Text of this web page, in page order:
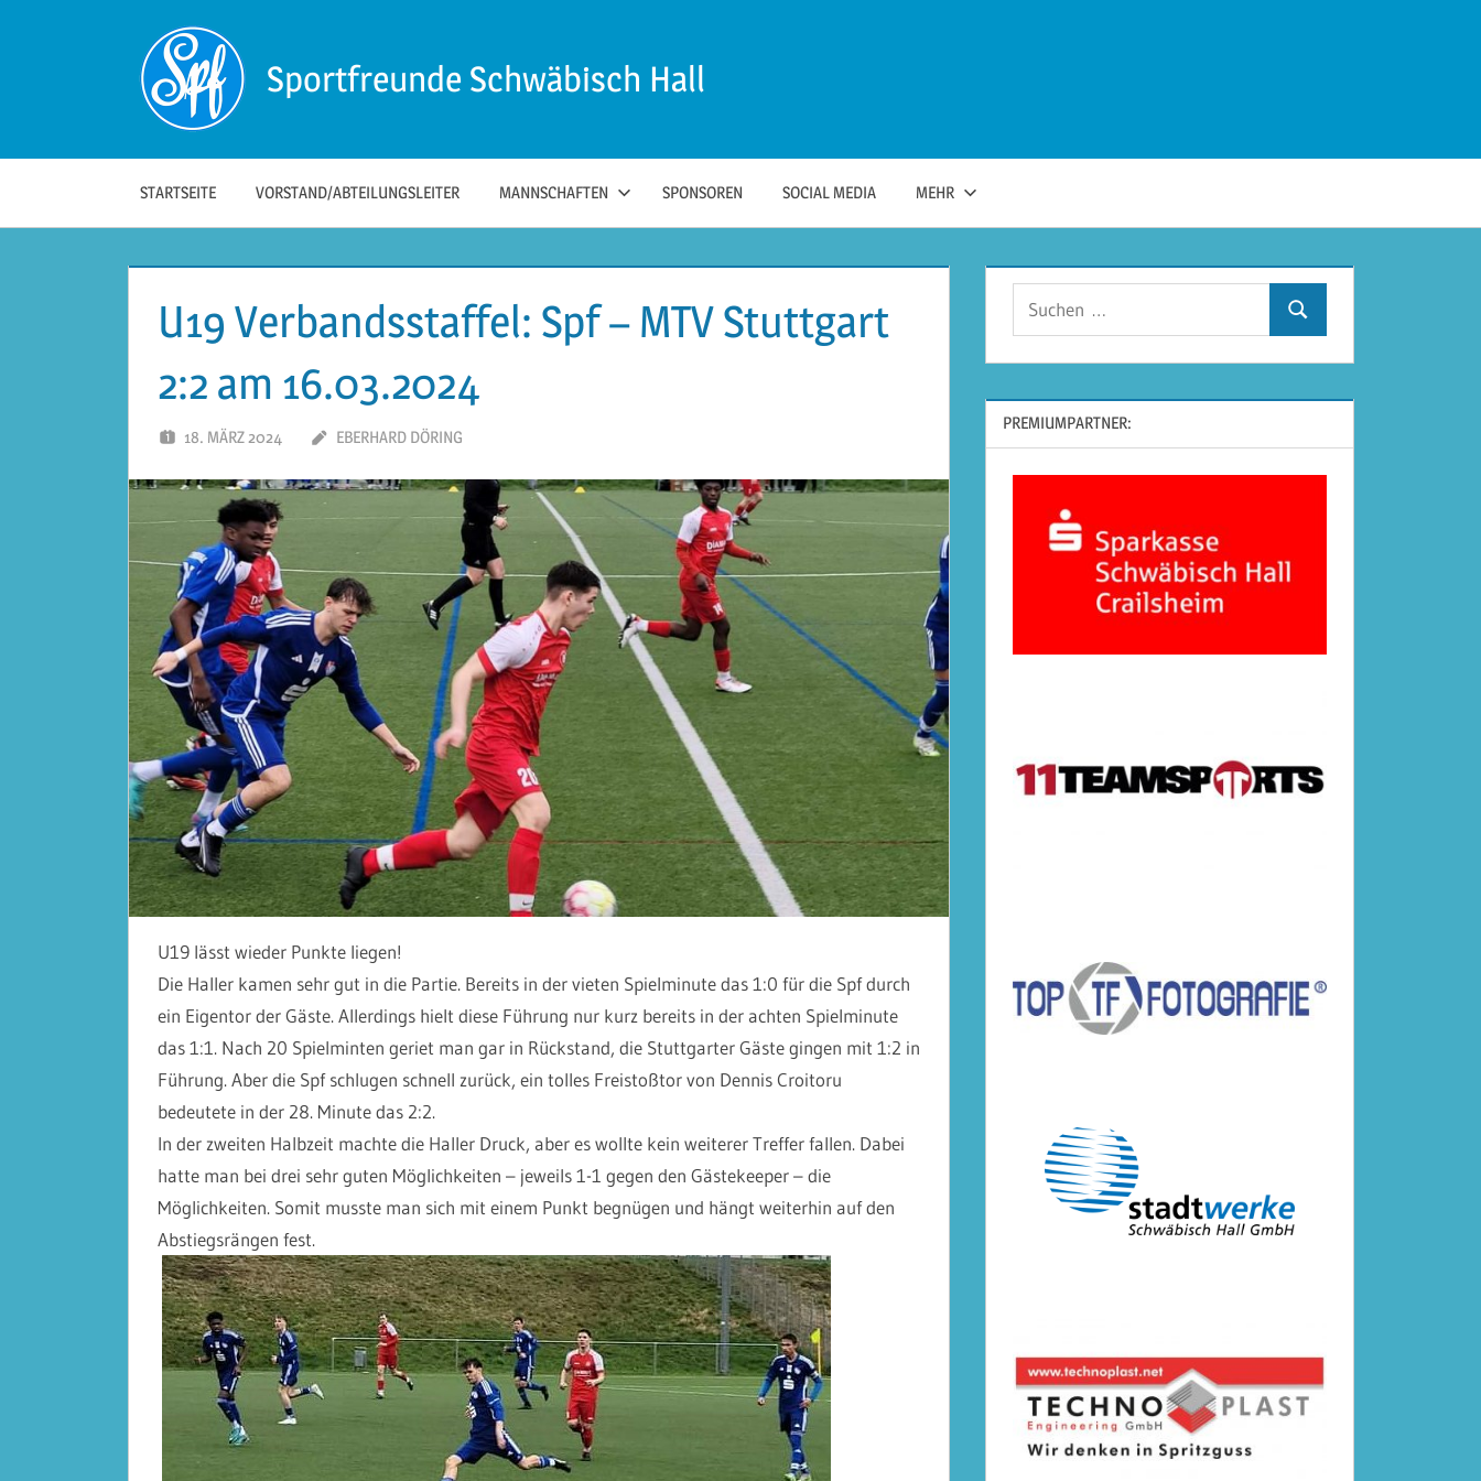
Sportfreunde Schwäbisch Hall
Die
offizielle
Sportfreunde
STARTSEITE VORSTAND/ABTEILUNGSLEITER MANNSCHAFTEN SPONSOREN SOCIAL MEDIA MEHR
U19 Verbandsstaffel: Spf – MTV Stuttgart
2:2 am 16.03.2024
18. MÄRZ 2024 EBERHARD DÖRING
U19 lässt wieder Punkte liegen!
Die Haller kamen sehr gut in die Partie. Bereits in der vieten Spielminute das 1:0 für die Spf durch
ein Eigentor der Gäste. Allerdings hielt diese Führung nur kurz bereits in der achten Spielminute
das 1:1. Nach 20 Spielminten geriet man gar in Rückstand, die Stuttgarter Gäste gingen mit 1:2 in
Führung. Aber die Spf schlugen schnell zurück, ein tolles Freistoßtor von Dennis Croitoru
bedeutete in der 28. Minute das 2:2.
In der zweiten Halbzeit machte die Haller Druck, aber es wollte kein weiterer Treffer fallen. Dabei
hatte man bei drei sehr guten Möglichkeiten – jeweils 1-1 gegen den Gästekeeper – die
Möglichkeiten. Somit musste man sich mit einem Punkt begnügen und hängt weiterhin auf den
Abstiegsrängen fest.
Suchen
PREMIUMPARTNER: